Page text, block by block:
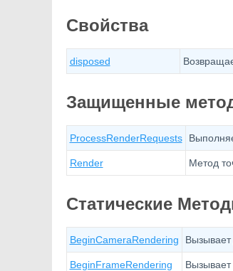
Свойства
disposed
Защищенные
ProcessRenderRequests
Render Метод
Статические
BeginCameraRendering Вызывает
BeginFrameRendering Вызывает